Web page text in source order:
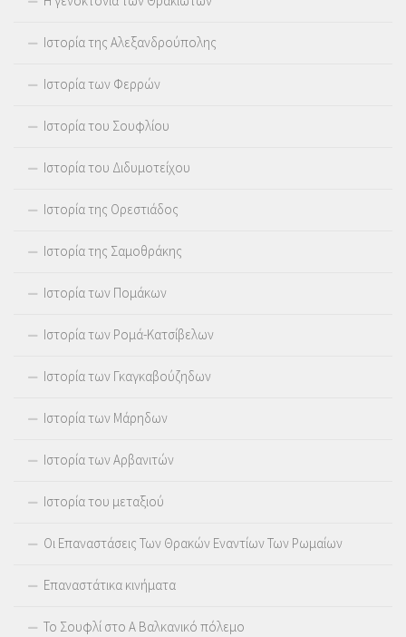
Ιστορία της Αλεξανδρούπολης
Ιστορία των Φερρών
Ιστορία του Σουφλίου
Ιστορία του Διδυμοτείχου
Ιστορία της Ορεστιάδος
Ιστορία της Σαμοθράκης
Ιστορία των Πομάκων
Ιστορία των Ρομά-Κατσίβελων
Ιστορία των Γκαγκαβούζηδων
Ιστορία των Μάρηδων
Ιστορία των Αρβανιτών
Ιστορία του μεταξιού
Οι Επαναστάσεις Των Θρακών Εναντίων Των Ρωμαίων
Επαναστάτικα κινήματα
Το Σουφλί στο Α Βαλκανικό πόλεμο